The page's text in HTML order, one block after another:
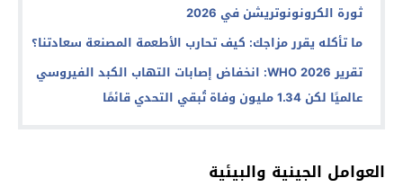
ثورة الكرونونوتريشن في 2026
ما تأكله يقرر مزاجك: كيف تحارب الأطعمة المصنعة سعادتنا؟
تقرير WHO 2026: انخفاض إصابات التهاب الكبد الفيروسي
عالميًا لكن 1.34 مليون وفاة تُبقي التحدي قائمًا
العوامل الجينية والبيئية